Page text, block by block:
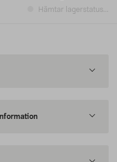
Hämtar lagerstatus...